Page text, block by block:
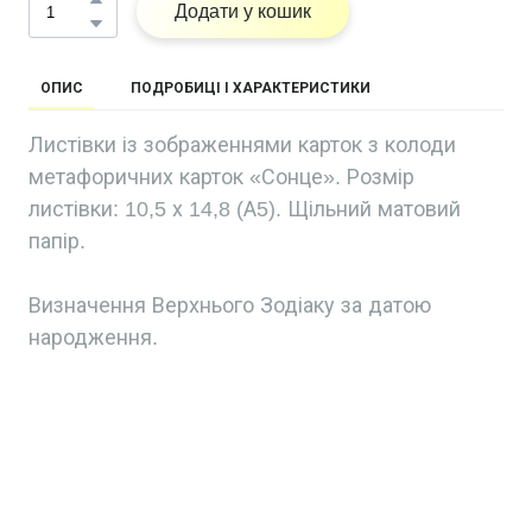
Додати у кошик
ОПИС ПОДРОБИЦІ І ХАРАКТЕРИСТИКИ
Листівки із зображеннями карток з колоди
метафоричних карток «Сонце». Розмір
листівки: 10,5 х 14,8 (А5). Щільний матовий
папір.
Визначення Верхнього Зодіаку за датою
народження.